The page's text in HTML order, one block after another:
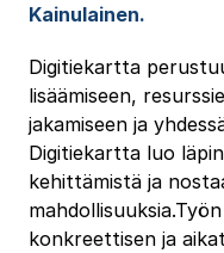
Kainulainen.
Digitiekartta
lisäämiseen,
jakamiseen ja
Digitiekartta luo
kehittämistä ja
konkreettisen ja